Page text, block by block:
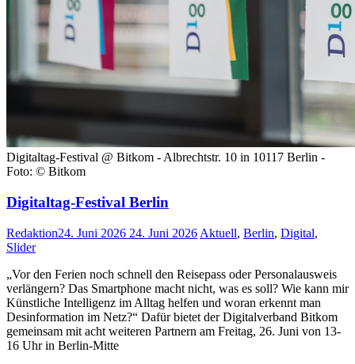
Digitaltag-Festival @ Bitkom - Albrechtstr. 10 in 10117 Berlin -
Foto: © Bitkom
Digitaltag-Festival Berlin
Redaktion24. Juni 2026 24. Juni 2026 Aktuell, Berlin, Digital,
Slider
„Vor den Ferien noch schnell den Reisepass oder Personalausweis
verlängern? Das Smartphone macht nicht, was es soll? Wie kann mir
Künstliche Intelligenz im Alltag helfen und woran erkennt man
Desinformation im Netz?“ Dafür bietet der Digitalverband Bitkom
gemeinsam mit acht weiteren Partnern am Freitag, 26. Juni von 13-
16 Uhr in Berlin-Mitte